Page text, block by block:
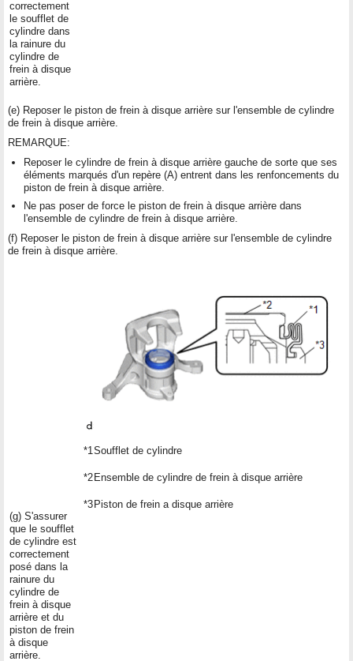
correctement
le soufflet de
cylindre dans
la rainure du
cylindre de
frein à disque
arrière.
(e) Reposer le piston de frein à disque arrière sur l'ensemble de cylindre
de frein à disque arrière.
REMARQUE:
Reposer le cylindre de frein à disque arrière gauche de sorte que ses
éléments marqués d'un repère (A) entrent dans les renfoncements du
piston de frein à disque arrière.
Ne pas poser de force le piston de frein à disque arrière dans
l'ensemble de cylindre de frein à disque arrière.
(f) Reposer le piston de frein à disque arrière sur l'ensemble de cylindre
de frein à disque arrière.
(g) S'assurer
que le soufflet
de cylindre est
correctement
posé dans la
rainure du
cylindre de
frein à disque
arrière et du
piston de frein
à disque
arrière.
*1 Soufflet de cylindre
*2Ensemble de cylindre de frein à disque arrière
*3Piston de frein a disque arrière